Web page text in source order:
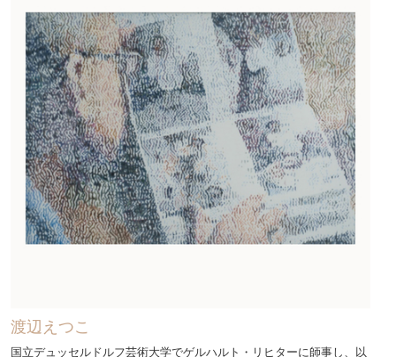
渡辺えつこ
国立デュッセルドルフ芸術大学でゲルハルト・リヒターに師事し、以